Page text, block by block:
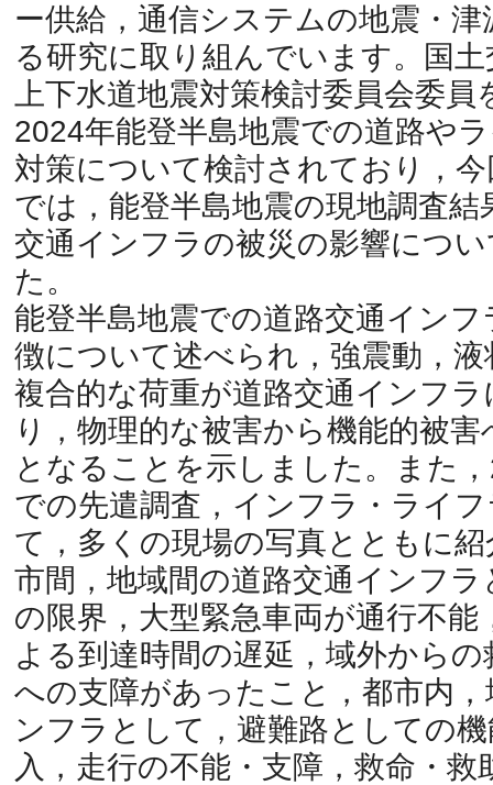
ー供給，通信システムの地震・
る研究に取り組んでいます。国
上下水道地震対策検討委員会委
2024年能登半島地震での道路や
対策について検討されており，
では，能登半島地震の現地調査
交通インフラの被災の影響につ
た。
能登半島地震での道路交通イン
徴について述べられ，強震動，
複合的な荷重が道路交通インフ
り，物理的な被害から機能的被
となることを示しました。また
での先遣調査，インフラ・ライ
て，多くの現場の写真とともに
市間，地域間の道路交通インフ
の限界，大型緊急車両が通行不能
よる到達時間の遅延，域外から
への支障があったこと，都市内
ンフラとして，避難路としての
入，走行の不能・支障，救命・